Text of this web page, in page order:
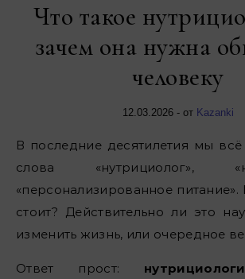
Что такое
зачем она нужна
человеку
12.03.2026 - от Kazanki
В последние десятилетия мы всё чаще слышим
слова «нутрициолог»,
«персонализированное питание».
стоит? Действительно ли это
изменить жизнь, или очередное
Ответ прост: